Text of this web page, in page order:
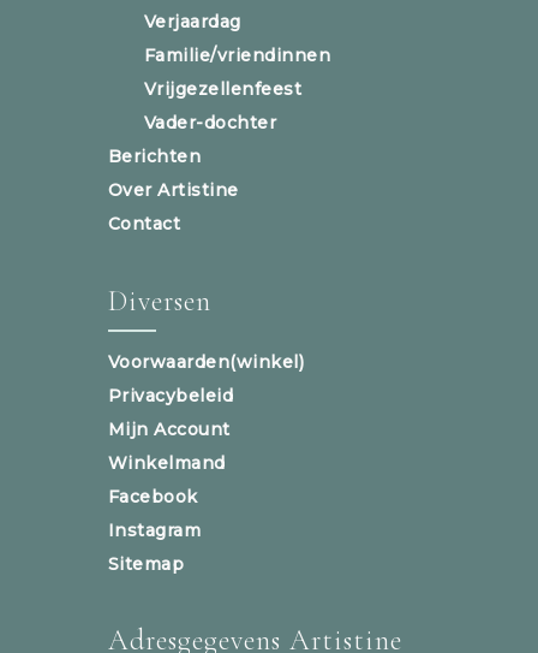
Verjaardag
Familie/vriendinnen
Vrijgezellenfeest
Vader-dochter
Berichten
Over Artistine
Contact
Diversen
Voorwaarden(winkel)
Privacybeleid
Mijn Account
Winkelmand
Facebook
Instagram
Sitemap
Adresgegevens Artistine